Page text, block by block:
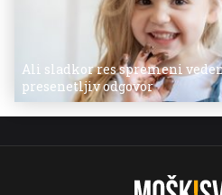
Ali sladkor res spremeni
presenetljiv odgovor